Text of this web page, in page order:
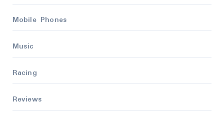
Mobile Phones
Music
Racing
Reviews